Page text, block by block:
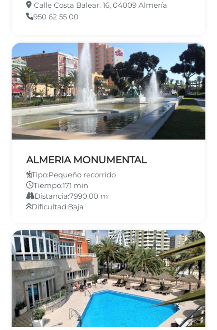
Calle Costa Balear, 16, 04009 Almería
950 62 55 00
ALMERIA MONUMENTAL
Tipo:Pequeño recorrido
Tiempo:171 min
Distancia:7990.00 m
Dificultad:Baja